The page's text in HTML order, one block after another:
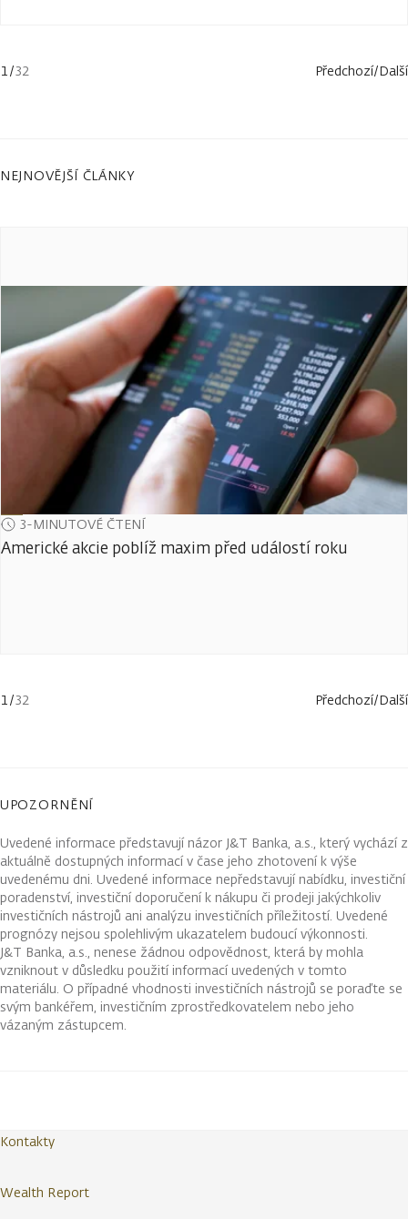
1/32 Předchozí/Další
NEJNOVĚJŠÍ ČLÁNKY
3-MINUTOVÉ ČTENÍ
Americké akcie poblíž maxim před událostí roku
1/32 Předchozí/Další
UPOZORNĚNÍ
Uvedené informace představují názor J&T Banka, a.s., který vychází z
aktuálně dostupných informací v čase jeho zhotovení k výše
uvedenému dni. Uvedené informace nepředstavují nabídku, investiční
poradenství, investiční doporučení k nákupu či prodeji jakýchkoliv
investičních nástrojů ani analýzu investičních příležitostí. Uvedené
prognózy nejsou spolehlivým ukazatelem budoucí výkonnosti.
J&T Banka, a.s., nenese žádnou odpovědnost, která by mohla
vzniknout v důsledku použití informací uvedených v tomto
materiálu. O případné vhodnosti investičních nástrojů se poraďte se
svým bankéřem, investičním zprostředkovatelem nebo jeho
vázaným zástupcem.
Kontakty
Wealth Report